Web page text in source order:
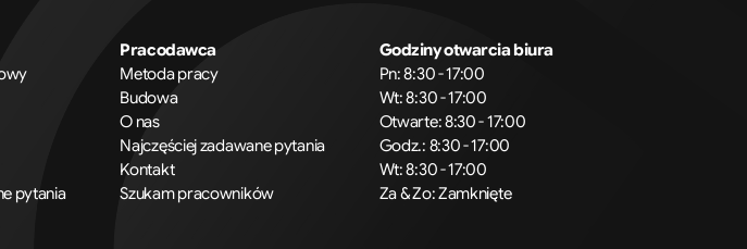
pytania
Pracodawca
Metoda pracy
Budowa
O nas
Najczęściej zadawane pytania
Kontakt
Szukam pracowników
Godziny otwarcia biura
Pn: 8:30 - 17:00
Wt: 8:30 - 17:00
Otwarte: 8:30 - 17:00
Godz.: 8:30 - 17:00
Wt: 8:30 - 17:00
Za & Zo: Zamknięte